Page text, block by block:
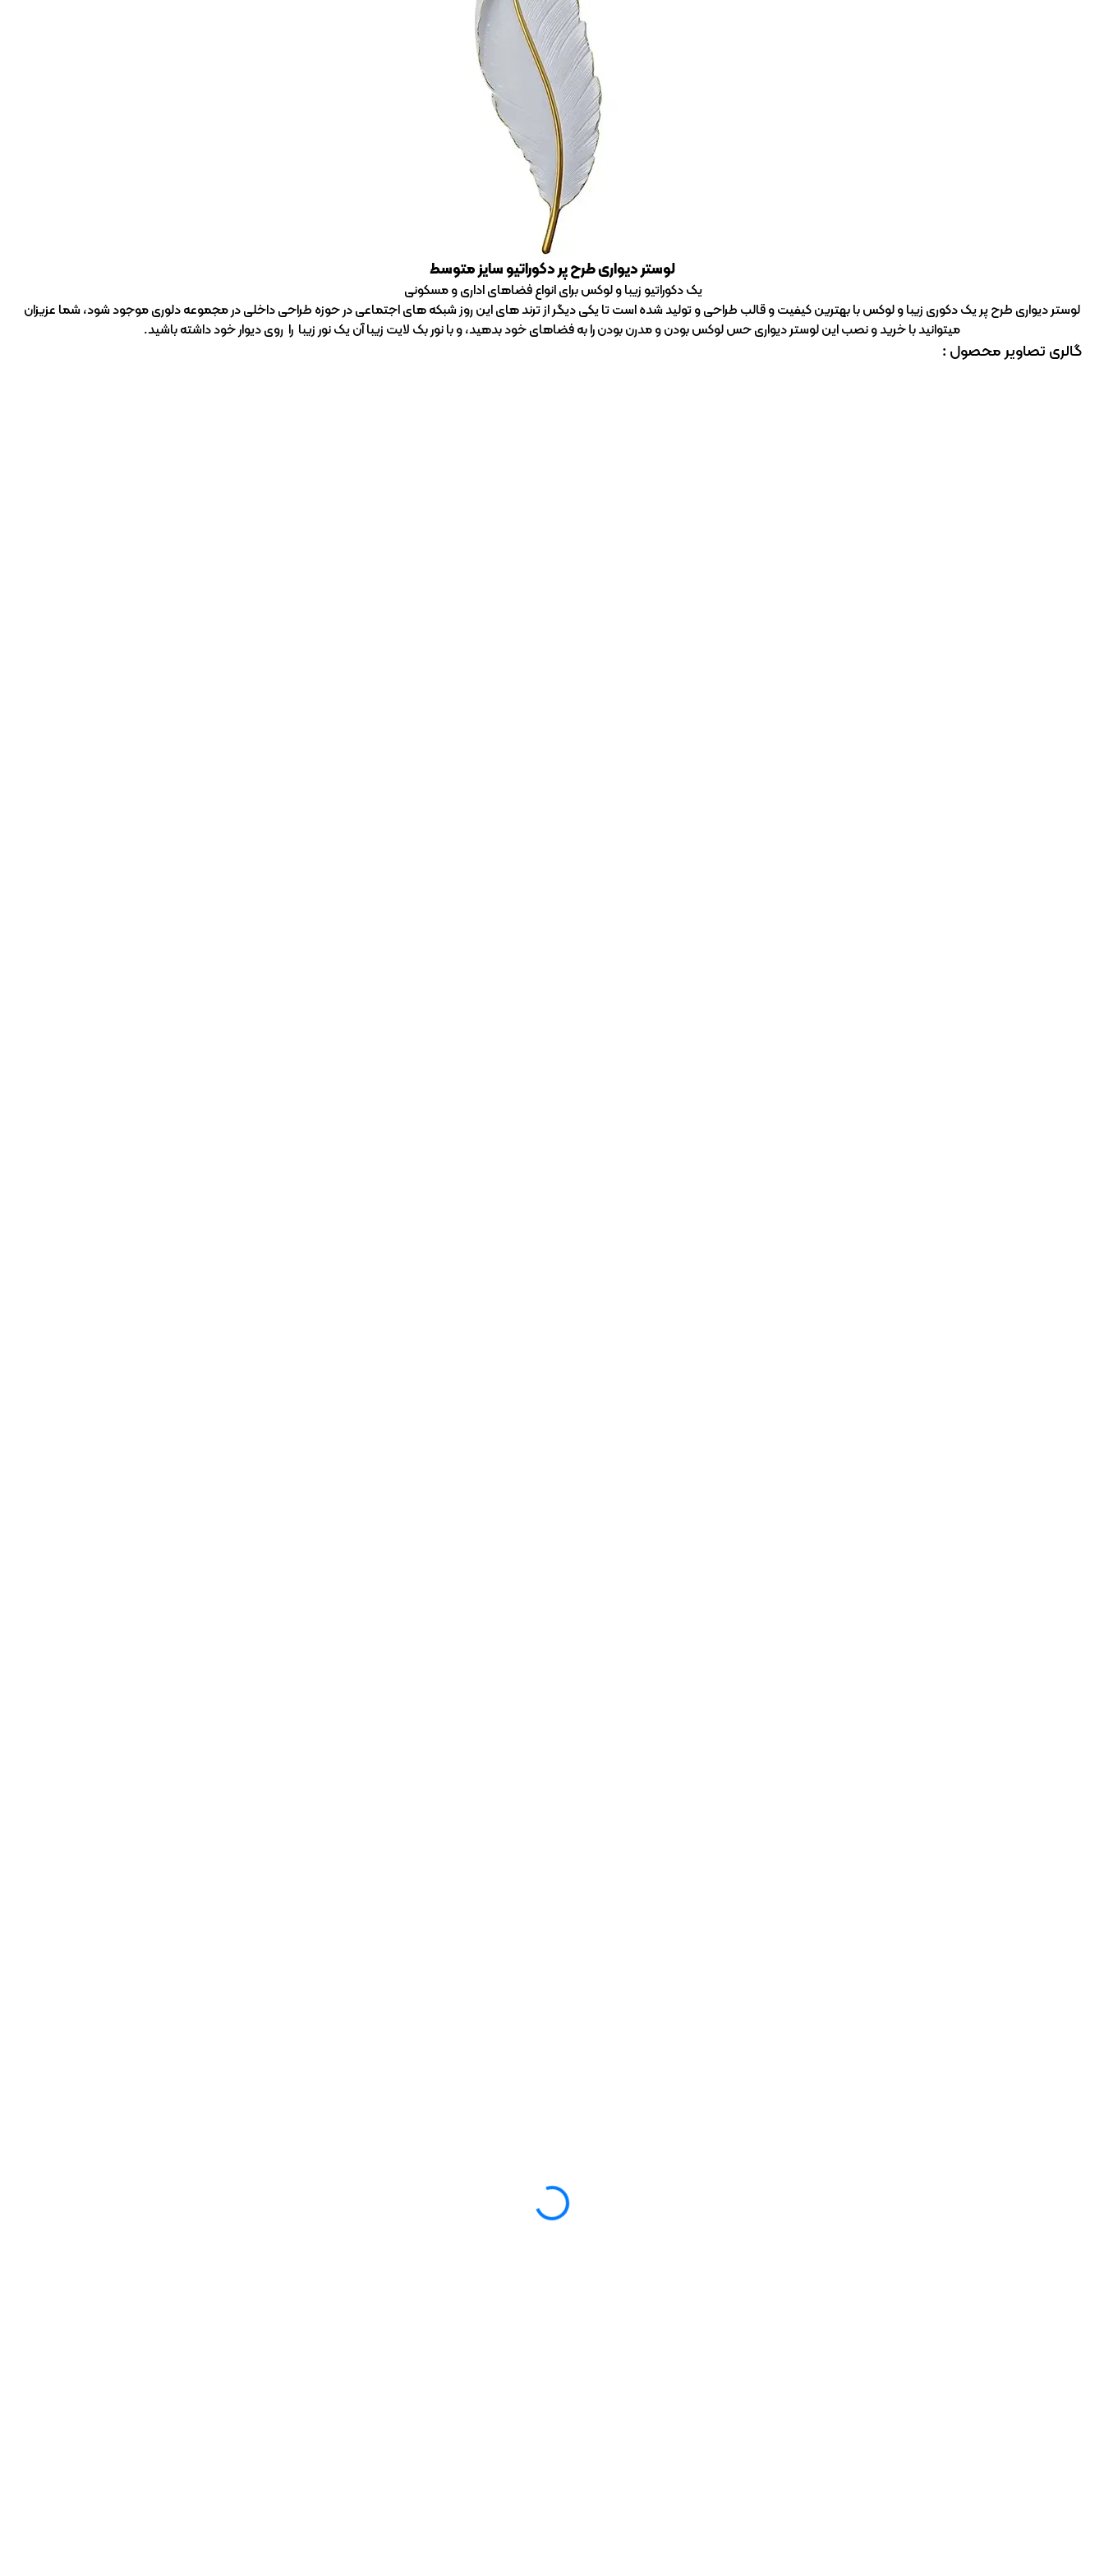
لوستر دیواری طرح پر دکوراتیو سایز متوسط
یک دکوراتیو زیبا و لوکس برای انواع فضاهای اداری و مسکونی
لوستر دیواری طرح پر یک دکوری زیبا و لوکس با بهترین کیفیت و قالب طراحی و تولید شده است تا یکی دیگر از ترند های این روز شبکه های اجتماعی در حوزه طراحی داخلی در مجموعه دلوری موجود شود، شما عزیزان
میتوانید با خرید و نصب این لوستر دیواری حس لوکس بودن و مدرن بودن را به فضاهای خود بدهید، و با نور بک لایت زیبا آن یک نور زیبا را روی دیوار خود داشته باشید.
گالری تصاویر محصول :